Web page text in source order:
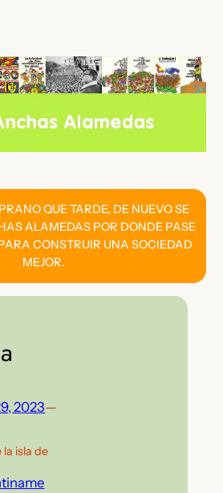
QUE TARDE, DE NUEVO SE
ALAMEDAS POR DONDE PASE
CONSTRUIR UNA SOCIEDAD
MEJOR.
2023—
la isla de